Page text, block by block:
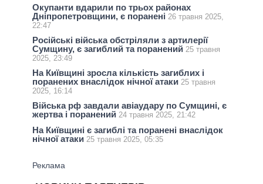
Окупанти вдарили по трьох районах
Дніпропетровщини, є поранені 26 травня 2025,
22:47
Російські війська обстріляли з артилерії
Сумщину, є загиблий та поранений 25 травня
2025, 23:49
На Київщині зросла кількість загиблих і
поранених внаслідок нічної атаки 25 травня
2025, 16:14
Війська рф завдали авіаудару по Cумщині, є
жертва і поранений 24 травня 2025, 21:42
На Київщині є загиблі та поранені внаслідок
нічної атаки 25 травня 2025, 05:35